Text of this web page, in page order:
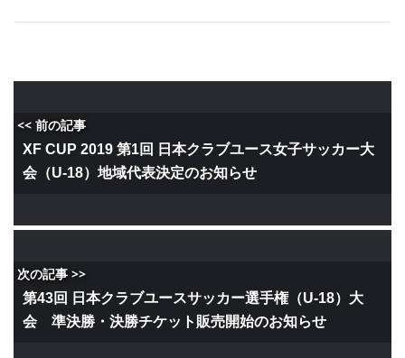
<< 前の記事
XF CUP 2019 第1回 日本クラブユース女子サッカー大
会（U-18）地域代表決定のお知らせ
次の記事 >>
第43回 日本クラブユースサッカー選手権（U-18）大
会 準決勝・決勝チケット販売開始のお知らせ